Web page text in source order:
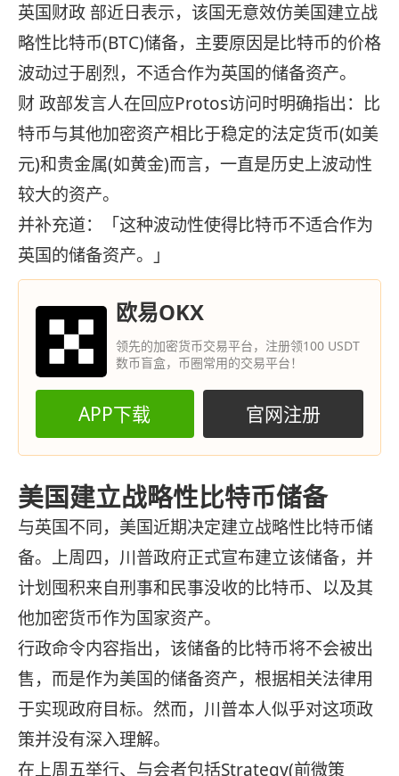
英国财政 部近日表示，该国无意效仿美国建立战
略性比特币(BTC)储备，主要原因是比特币的价格
波动过于剧烈，不适合作为英国的储备资产。
财 政部发言人在回应Protos访问时明确指出：比
特币与其他加密资产相比于稳定的法定货币(如美
元)和贵金属(如黄金)而言，一直是历史上波动性
较大的资产。
并补充道：「这种波动性使得比特币不适合作为
英国的储备资产。」
欧易OKX
领先的加密货币交易平台，注册领100 USDT
数币盲盒，币圈常用的交易平台！
APP下载 官网注册
美国建立战略性比特币储备
与英国不同，美国近期决定建立战略性比特币储
备。上周四，川普政府正式宣布建立该储备，并
计划囤积来自刑事和民事没收的比特币、以及其
他加密货币作为国家资产。
行政命令内容指出，该储备的比特币将不会被出
售，而是作为美国的储备资产，根据相关法律用
于实现政府目标。然而，川普本人似乎对这项政
策并没有深入理解。
在上周五举行、与会者包括Strategy(前微策